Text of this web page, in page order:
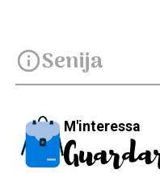
infoSenija
M'interessa